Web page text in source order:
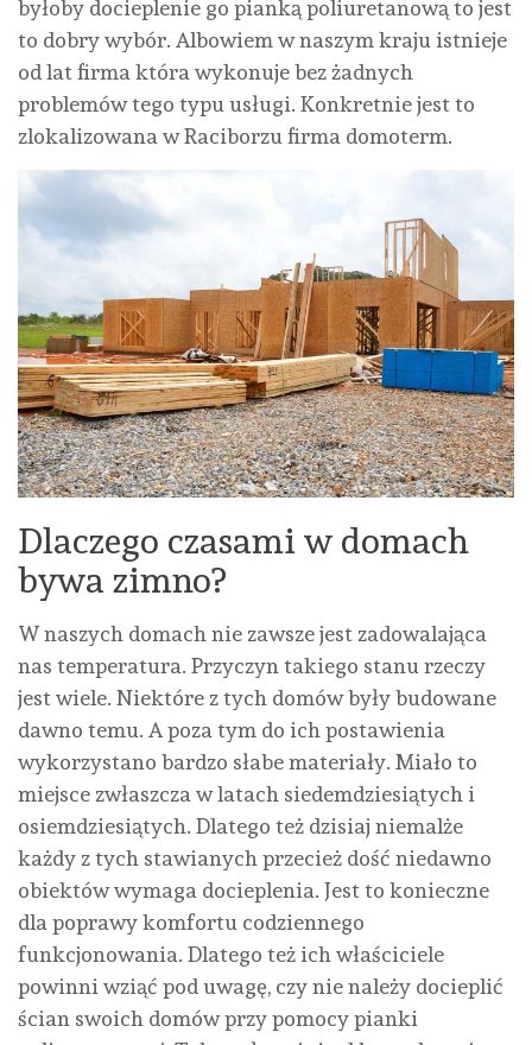
byłoby docieplenie go pianką poliuretanową to jest
to dobry wybór. Albowiem w naszym kraju istnieje
od lat firma która wykonuje bez żadnych
problemów tego typu usługi. Konkretnie jest to
zlokalizowana w Raciborzu firma domoterm.
Dlaczego czasami w domach
bywa zimno?
W naszych domach nie zawsze jest zadowalająca
nas temperatura. Przyczyn takiego stanu rzeczy
jest wiele. Niektóre z tych domów były budowane
dawno temu. A poza tym do ich postawienia
wykorzystano bardzo słabe materiały. Miało to
miejsce zwłaszcza w latach siedemdziesiątych i
osiemdziesiątych. Dlatego też dzisiaj niemalże
każdy z tych stawianych przecież dość niedawno
obiektów wymaga docieplenia. Jest to konieczne
dla poprawy komfortu codziennego
funkcjonowania. Dlatego też ich właściciele
powinni wziąć pod uwagę, czy nie należy docieplić
ścian swoich domów przy pomocy pianki